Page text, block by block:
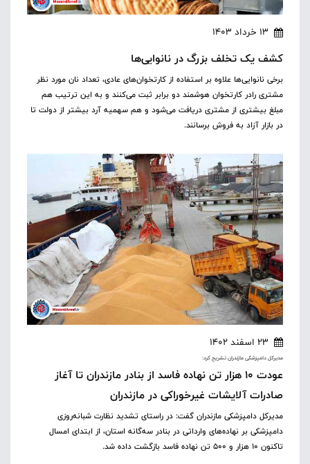
13 خرداد 1403
کشف یک تخلف بزرگ در نانوایی‌ها
برخی نانوایی‌ها علاوه بر استفاده از کارتخوان‌های عادی، تعداد نان مورد نظر
مشتری رادر کارتخوان هوشمند دو برابر ثبت می‌کنند و به این ترتیب هم
مبلغ بیشتری از مشتری دریافت می‌شود و هم سهمیه آرد بیشتر از دولت تا
در بازار آزاد به فروش برسانند.
23 اسفند 1402
مدیرکل دامپزشکی مازندران تشریح کرد:
عودت 10 هزار تن نهاده فاسد از بنادر مازندران تا آغاز
صادرات آلایشات غیرخوراکی در مازندران
مدیرکل دامپزشکی مازندران گفت: در راستای تشدید نظارت‌ شبانه‌روزی
دامپزشکی بر نهاده‌های وارداتی در بنادر سه‌گانه استان، از ابتدای امسال
تاکنون ۱۰ هزار و ۵۰۰ تن نهاده فاسد بازگشت داده شد.